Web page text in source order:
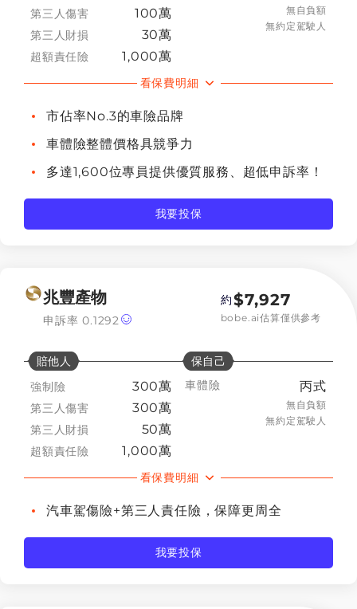
第三人傷害 100萬
第三人財損 30萬
超額責任險 1,000萬
無自負額
無約定駕駛人
看保費明細
市佔率No.3的車險品牌
車體險整體價格具競爭力
多達1,600位專員提供優質服務、超低申訴率！
我要投保
兆豐產物
申訴率0.1292
約$7,927
bobe.ai估算僅供參考
賠他人
強制險
300萬
第三人傷害 300萬
第三人財損 50萬
超額責任險 1,000萬
保自己
車體險
丙式
無自負額
無約定駕駛人
看保費明細
汽車駕傷險+第三人責任險，保障更周全
我要投保